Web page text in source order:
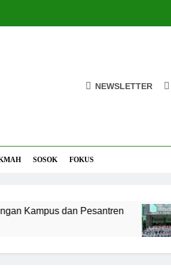
NEWSLETTER
SOSOK FOKUS
dan Pesantren